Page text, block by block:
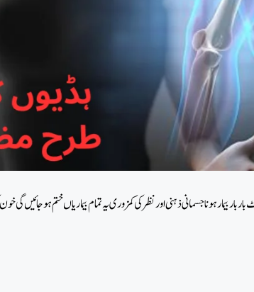
بیمار ہونا جسمانی ذہنی اور نظر کی کمزوری یہ تمام بیماریاں ختم ہو